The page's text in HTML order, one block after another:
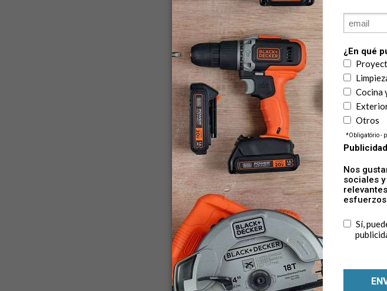
BEPW2200-AR
Hidrolavadora 2175 PSI | 150 BAR
BV25-AR
Soplaspiradora - Soplador / Aspiradora
2500 W